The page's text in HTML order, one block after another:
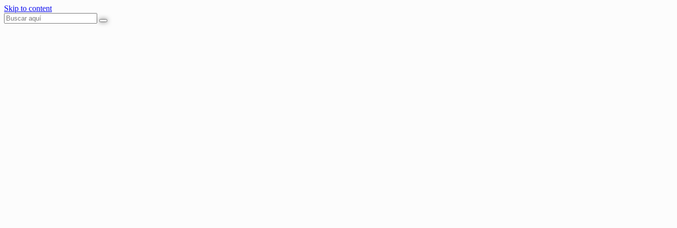
Skip to content